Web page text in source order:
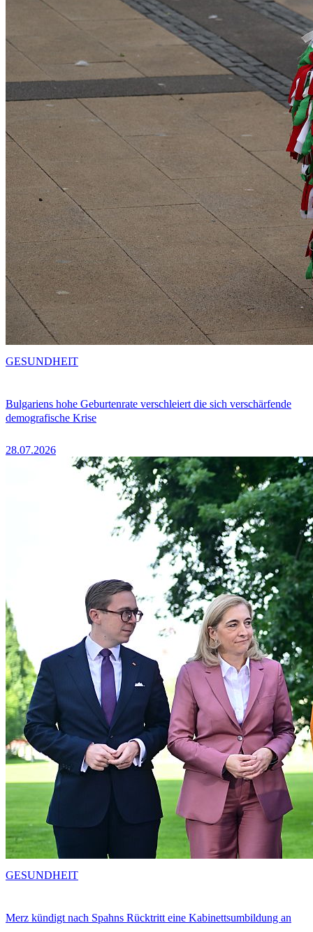
Bulgariens hohe Geburtenrate verschleiert die sich verschärfende
demografische Krise
28.07.2026
GESUNDHEIT
Merz kündigt nach Spahns Rücktritt eine Kabinettsumbildung an
GESUNDHEIT